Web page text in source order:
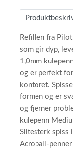
Refillen fra
som gir dyp,
1,0mm
og er perfekt
kontoret.
formen og er
og fjerner
kulepenn
Slitesterk spiss
Acroball-penner